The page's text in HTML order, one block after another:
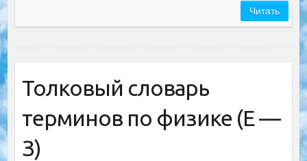
Читать
Толковый словарь
терминов по физике (Е —
З)